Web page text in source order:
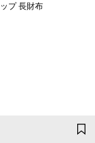
プ 長財布